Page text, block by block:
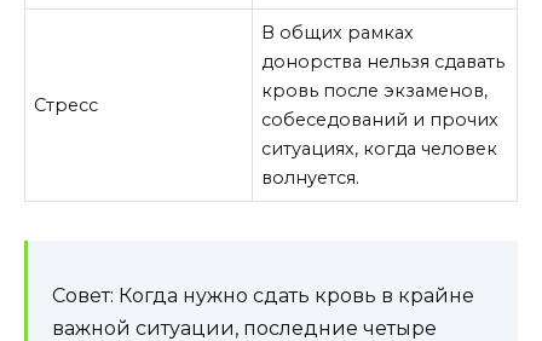
Стресс
В общих рамках
донорства нельзя сдавать
кровь после экзаменов,
собеседований и прочих
ситуациях, когда человек
волнуется.
Совет: Когда нужно сдать кровь в крайне
важной ситуации, последние четыре